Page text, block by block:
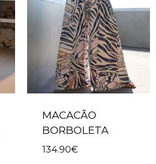
MACACÃO
BORBOLETA
134.90€